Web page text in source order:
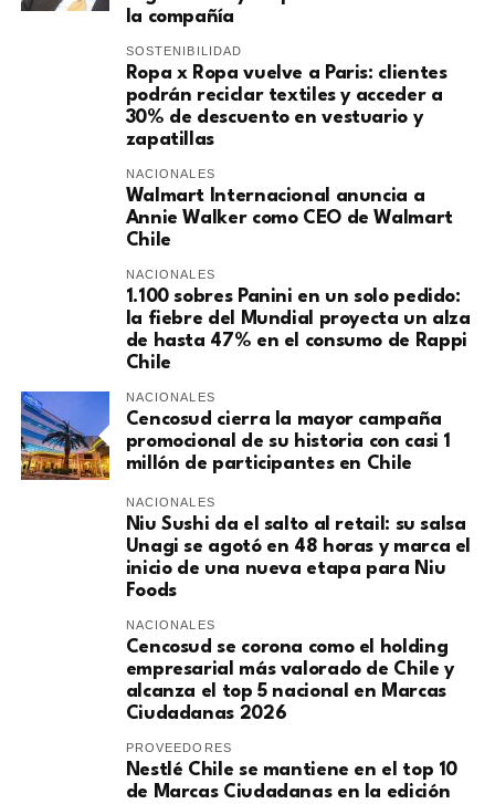
la compañía
SOSTENIBILIDAD
Ropa x Ropa vuelve a Paris: clientes
podrán reciclar textiles y acceder a
30% de descuento en vestuario y
zapatillas
NACIONALES
Walmart Internacional anuncia a
Annie Walker como CEO de Walmart
Chile
NACIONALES
1.100 sobres Panini en un solo pedido:
la fiebre del Mundial proyecta un alza
de hasta 47% en el consumo de Rappi
Chile
NACIONALES
Cencosud cierra la mayor campaña
promocional de su historia con casi 1
millón de participantes en Chile
NACIONALES
Niu Sushi da el salto al retail: su salsa
Unagi se agotó en 48 horas y marca el
inicio de una nueva etapa para Niu
Foods
NACIONALES
Cencosud se corona como el holding
empresarial más valorado de Chile y
alcanza el top 5 nacional en Marcas
Ciudadanas 2026
PROVEEDORES
Nestlé Chile se mantiene en el top 10
de Marcas Ciudadanas en la edición